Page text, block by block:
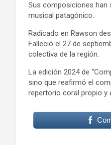
Sus composiciones han
musical patagónico.
Radicado en Rawson
Falleció el 27 de
colectiva de la región.
La edición 2024 de
sino que reafirmó el
repertorio coral propio y